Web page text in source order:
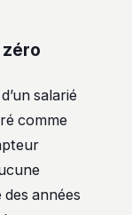
salarié
comme
années